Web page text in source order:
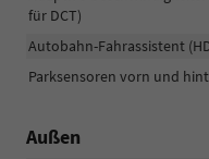
für DCT)
Autobahn-Fahrassistent
Parksensoren vorn und
Außen